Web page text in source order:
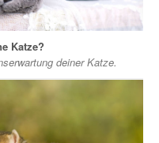
Katze?
deiner Katze.